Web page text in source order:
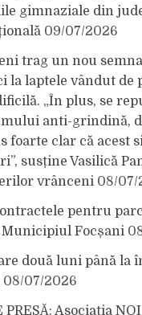
gimnaziale din
09/07/2026
trag un nou
la laptele vândut de
„În plus, se
anti-grindină,
foarte clar că acest
susține Vasilică
vrânceni 08/07/
pentru
Focșani
două luni până la
08/07/2026
PRESĂ: Asociația